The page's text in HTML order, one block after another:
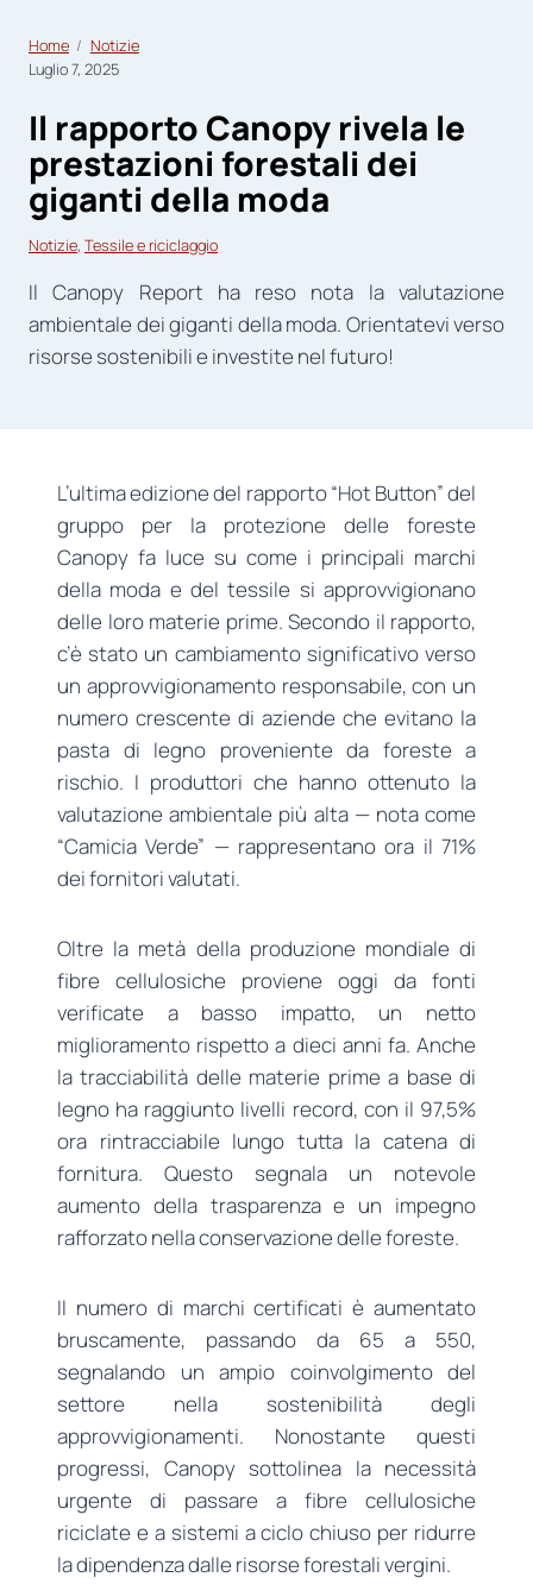
Home
Notizie
Luglio 7, 2025
Il rapporto Canopy rivela le
prestazioni forestali dei
giganti della moda
Notizie, Tessile e riciclaggio
Il Canopy Report ha reso nota la valutazione
ambientale dei giganti della moda. Orientatevi verso
risorse sostenibili e investite nel futuro!
L’ultima edizione del rapporto “Hot Button” del
gruppo per la protezione delle foreste
Canopy fa luce su come i principali marchi
della moda e del tessile si approvvigionano
delle loro materie prime. Secondo il rapporto,
c’è stato un cambiamento significativo verso
un approvvigionamento responsabile, con un
numero crescente di aziende che evitano la
pasta di legno proveniente da foreste a
rischio. I produttori che hanno ottenuto la
valutazione ambientale più alta — nota come
“Camicia Verde” — rappresentano ora il 71%
dei fornitori valutati.
Oltre la metà della produzione mondiale di
fibre cellulosiche proviene oggi da fonti
verificate a basso impatto, un netto
miglioramento rispetto a dieci anni fa. Anche
la tracciabilità delle materie prime a base di
legno ha raggiunto livelli record, con il 97,5%
ora rintracciabile lungo tutta la catena di
fornitura. Questo segnala un notevole
aumento della trasparenza e un impegno
rafforzato nella conservazione delle foreste.
Il numero di marchi certificati è aumentato
bruscamente, passando da 65 a 550,
segnalando un ampio coinvolgimento del
settore nella sostenibilità degli
approvvigionamenti. Nonostante questi
progressi, Canopy sottolinea la necessità
urgente di passare a fibre cellulosiche
riciclate e a sistemi a ciclo chiuso per ridurre
la dipendenza dalle risorse forestali vergini.